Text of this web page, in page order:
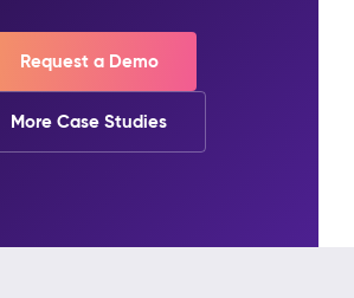
Request a Demo
More Case Studies